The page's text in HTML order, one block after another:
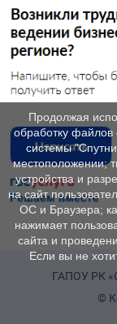
ГАПОУ РК
©
Продолжая
обработку файлов
системы
местоположении;
устройства и
на сайт
ОС и Браузера;
нажимает
сайта и
Если вы не